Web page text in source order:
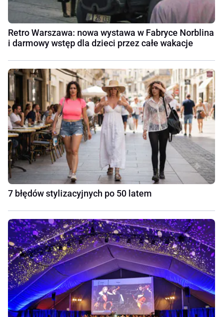
Retro Warszawa: nowa wystawa w Fabryce Norblina
i darmowy wstęp dla dzieci przez całe wakacje
7 błędów stylizacyjnych po 50 latem